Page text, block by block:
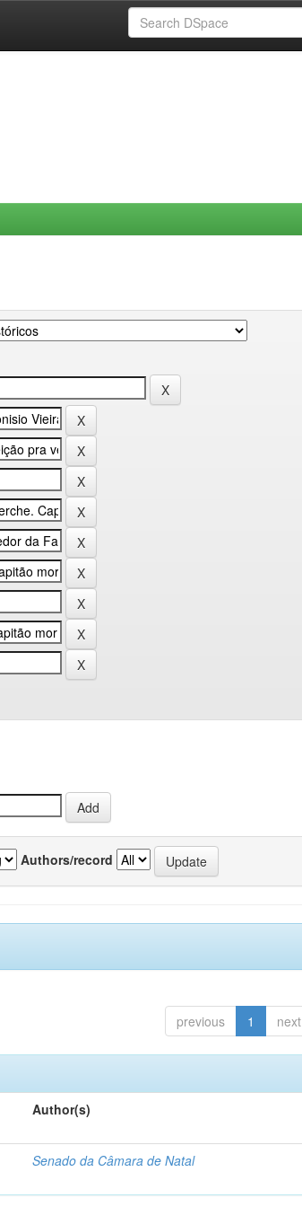
Authors/record
previous 1 next
Author(s)
Senado da Câmara de Natal